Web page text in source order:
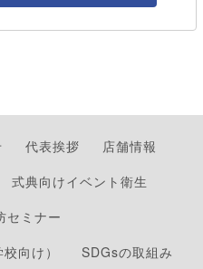
代表挨拶
店舗情報
式典向けイベント衛生
セミナー
向け）
SDGsの取組み